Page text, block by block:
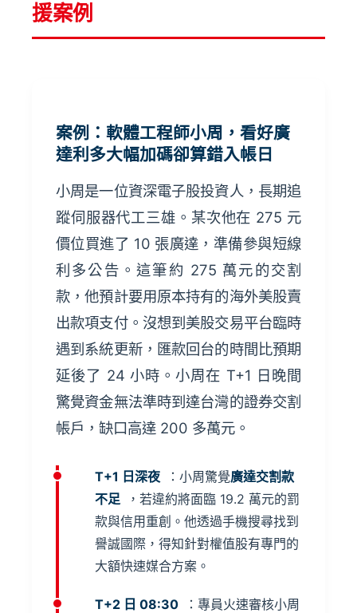
援案例
案例：軟體工程師小周，看好廣
達利多大幅加碼卻算錯入帳日
小周是一位資深電子股投資人，長期追
蹤伺服器代工三雄。某次他在 275 元
價位買進了 10 張廣達，準備參與短線
利多公告。這筆約 275 萬元的交割
款，他預計要用原本持有的海外美股賣
出款項支付。沒想到美股交易平台臨時
遇到系統更新，匯款回台的時間比預期
延後了 24 小時。小周在 T+1 日晚間
驚覺資金無法準時到達台灣的證券交割
帳戶，缺口高達 200 多萬元。
T+1 日深夜 ：小周驚覺廣達交割款
不足
，若違約將面臨 19.2 萬元的罰
款與信用重創。他透過手機搜尋找到
譽誠國際，得知針對權值股有專門的
大額快速媒合方案。
T+2 日 08:30
：專員火速審核小周